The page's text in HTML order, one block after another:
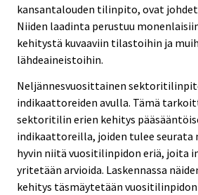
kansantalouden tilinpito, ovat
Niiden laadinta perustuu
kehitystä kuvaaviin tilastoihin ja
lähdeaineistoihin.
Neljännesvuosittainen
indikaattoreiden avulla. Tämä
sektoritilin erien kehitys
indikaattoreilla, joiden tulee seurata
hyvin niitä vuositilinpidon eriä, joita
yritetään arvioida. Laskennassa
kehitys täsmäytetään